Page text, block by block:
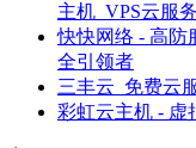
主机_VPS云服
快快网络 - 高防
全引领者
三丰云_免费云
彩虹云主机 - 虚